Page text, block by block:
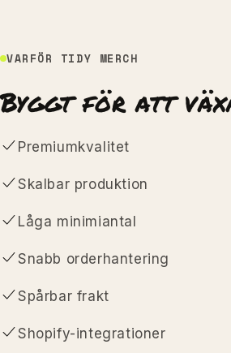
VARFÖR TIDY MERCH
Byggt för att
Premiumkvalitet
Skalbar produktion
Låga minimiantal
Snabb orderhantering
Spårbar frakt
Shopify-integrationer